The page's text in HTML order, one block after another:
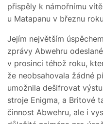
přispěly k námořnímu
u Matapanu v březnu
Jejím největším
zprávy Abwehru
v prosinci téhož roku,
že neobsahovala žádné
umožnila dešifrovat
stroje Enigma, a Britové
činnost Abwehru, ale i